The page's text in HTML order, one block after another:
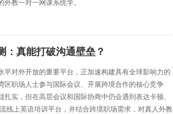
教一对一网课系统学。
：真能打破沟通壁垒？
对外开放的重要平台，正加速构建具有全球影响力的
职场人士参与国际会议、开展跨境合作的核心竞争
实，但在高层会议和国际协商中仍会遇到表达卡顿、
线上英语培训平台，并结合跨境职场需求，对真人外教